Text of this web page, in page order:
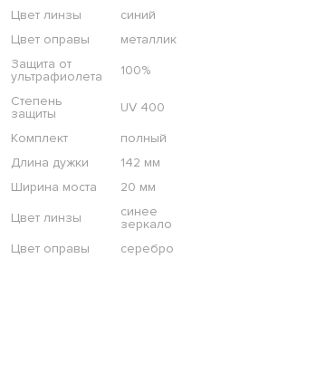
Цвет линзы
синий
Цвет оправы
металлик
Защита от
ультрафиолета
100%
Степень
защиты
UV 400
Комплект
полный
Длина дужки
142 мм
Ширина моста
20 мм
Цвет линзы
синее
зеркало
Цвет оправы
серебро